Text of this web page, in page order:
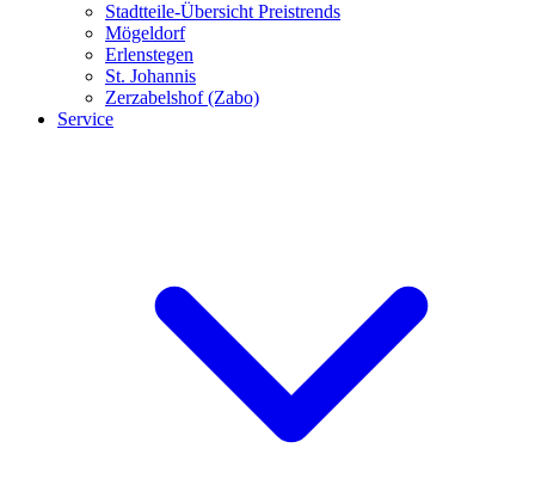
Stadtteile-Übersicht Preistrends
Mögeldorf
Erlenstegen
St. Johannis
Zerzabelshof (Zabo)
Service